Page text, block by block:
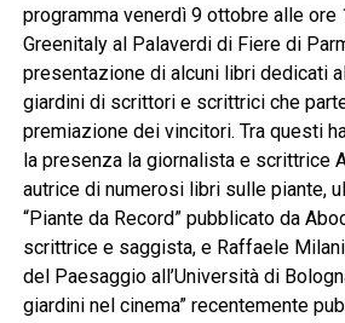
programma venerdì 9 ottobre alle ore
Greenitaly al Palaverdi di Fiere di
presentazione di alcuni libri dedicati
giardini di scrittori e scrittrici che
premiazione dei vincitori. Tra questi
la presenza la giornalista e scrittrice
autrice di numerosi libri sulle piante,
“Piante da Record” pubblicato da
scrittrice e saggista, e Raffaele
del Paesaggio all’Università di
giardini nel cinema” recentemente